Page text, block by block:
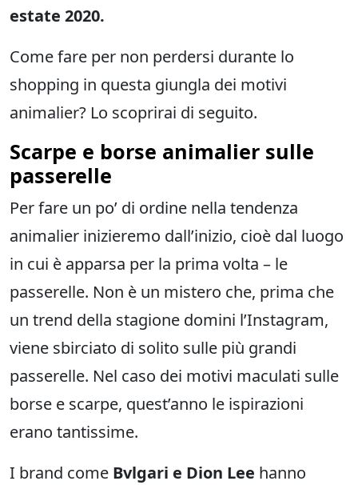
estate 2020.
Come fare per non perdersi durante lo
shopping in questa giungla dei motivi
animalier? Lo scoprirai di seguito.
Scarpe e borse animalier sulle
passerelle
Per fare un po’ di ordine nella tendenza
animalier inizieremo dall’inizio, cioè dal luogo
in cui è apparsa per la prima volta – le
passerelle. Non è un mistero che, prima che
un trend della stagione domini l’Instagram,
viene sbirciato di solito sulle più grandi
passerelle. Nel caso dei motivi maculati sulle
borse e scarpe, quest’anno le ispirazioni
erano tantissime.
I brand come Bvlgari e Dion Lee hanno